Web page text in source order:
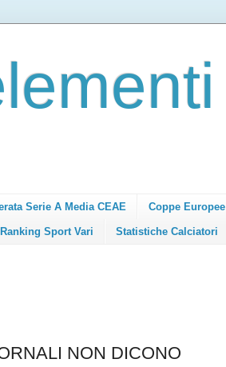
Serie A Media CEAE Coppe Europee
Ranking Sport Vari Statistiche Calciatori
NON DICONO